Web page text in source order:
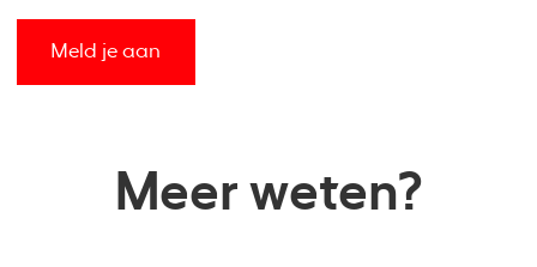
Meld je aan
Meer weten?